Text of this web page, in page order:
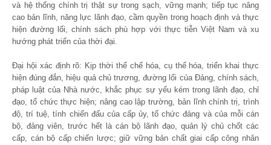
và hệ thống chính trị thật sự trong sạch, vững mạnh; tiếp tục nâng
cao bản lĩnh, năng lực lãnh đạo, cầm quyền trong hoạch định và thực
hiện đường lối, chính sách phù hợp với thực tiễn Việt Nam và xu
hướng phát triển của thời đại.
Đại hội xác định rõ: Kịp thời thể chế hóa, cụ thể hóa, triển khai thực
hiện đúng đắn, hiệu quả chủ trương, đường lối của Đảng, chính sách,
pháp luật của Nhà nước, khắc phục sự yếu kém trong lãnh đạo, chỉ
đạo, tổ chức thực hiện; nâng cao lập trường, bản lĩnh chính trị, trình
độ, trí tuệ, tính chiến đấu của cấp ủy, tổ chức đảng và của mỗi cán
bộ, đảng viên, trước hết là cán bộ lãnh đạo, quản lý chủ chốt các
cấp, cán bộ cấp chiến lược; giữ vững bản chất giai cấp công nhân